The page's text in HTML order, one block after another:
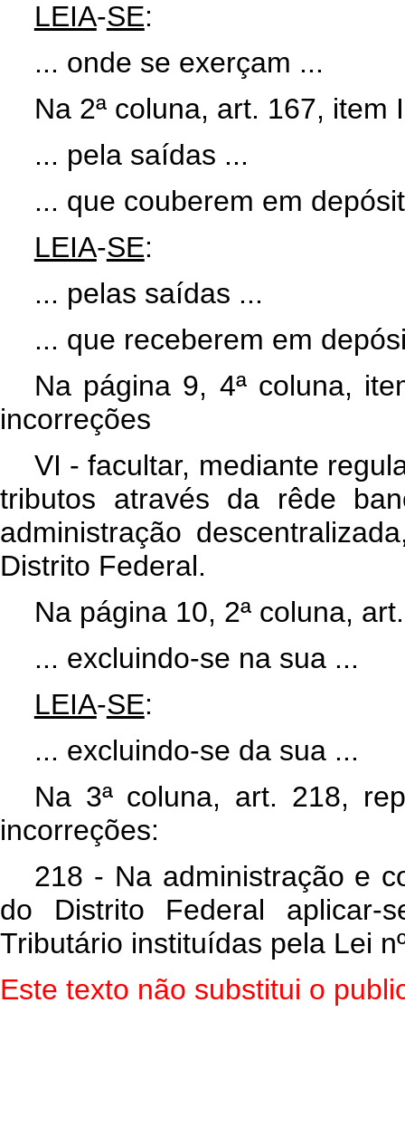
LEIA-SE:
... onde se exerçam ...
Na 2ª coluna, art. 167, item
... pela saídas ...
... que couberem em
LEIA-SE:
... pelas saídas ...
... que receberem em
Na página 9, 4ª coluna,
incorreções
VI - facultar, mediante
tributos através da rêde
administração
Distrito Federal.
Na página 10, 2ª coluna,
... excluindo-se na sua ...
LEIA-SE:
... excluindo-se da sua ...
Na 3ª coluna, art. 218,
incorreções:
218 - Na administração e
do Distrito Federal aplicar-
Tributário instituídas pela Lei
Este texto não substitui o